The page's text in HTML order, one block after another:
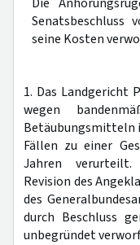
Senatsbeschluss
seine Kosten
1. Das Landgericht
wegen
Betäubungsmitteln
Fällen zu einer
Jahren
Revision des
des
durch Beschluss
unbegründet